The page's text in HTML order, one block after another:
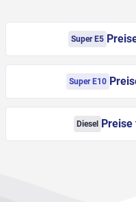
Super E5
Super E10
Diesel